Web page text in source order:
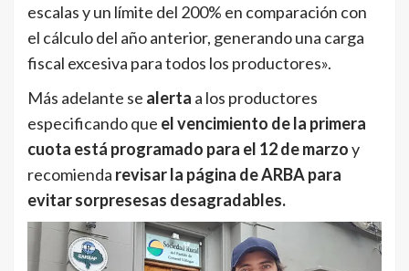
escalas y un límite del 200% en comparación con
el cálculo del año anterior, generando una carga
fiscal excesiva para todos los productores».
Más adelante se alerta a los productores
especificando que el vencimiento de la primera
cuota está programado para el 12 de marzoy
recomienda revisar la página de ARBA para
evitar sorpresesas desagradables.